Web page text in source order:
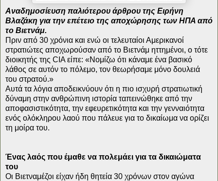
Αναδημοσίευση παλιότερου άρθρου της Ειρήνη
Βλαζάκη για την επέτειο της αποχώρησης των ΗΠΑ από
το Βιετνάμ.
Πριν από 30 χρόνια και ενώ οι τελευταίοι Αμερικανοί
στρατιώτες αποχωρούσαν από το Βιετνάμ ηττημένοι, ο τότε
διοικητής της CIA είπε: «Νομίζω ότι κάναμε ένα βασικό
λάθος σε αυτόν το πόλεμο, τον θεωρήσαμε μόνο δουλειά
του στρατού.»
Αυτά τα λόγια αποδεικνύουν ότι η πιο ισχυρή στρατιωτική
δύναμη στην ανθρώπινη ιστορία ταπεινώθηκε από την
αποφασιστικότητα, την εφευρετικότητα και την γενναιότητα
ενός ολόκληρου λαού που πάλευε για το δικαίωμα να ορίζει
τη μοίρα του.
Ένας λαός που έμαθε να πολεμάει για τα δικαιώματα
του
Οι Βιετναμέζοι είχαν ήδη θητεία 30 χρόνων στον αγώνα